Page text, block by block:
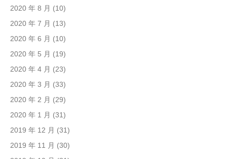
2020 年 8 月 (10)
2020 年 7 月 (13)
2020 年 6 月 (10)
2020 年 5 月 (19)
2020 年 4 月 (23)
2020 年 3 月 (33)
2020 年 2 月 (29)
2020 年 1 月 (31)
2019 年 12 月 (31)
2019 年 11 月 (30)